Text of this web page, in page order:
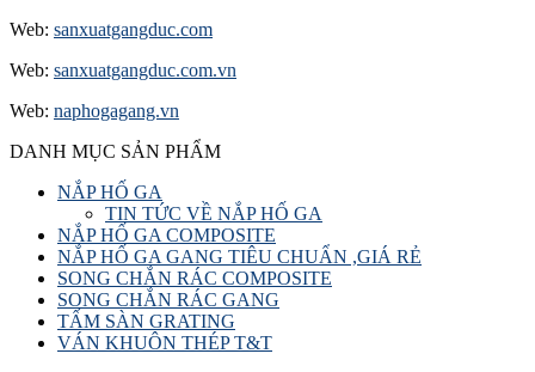
Web: sanxuatgangduc.com
Web: sanxuatgangduc.com.vn
Web: naphogagang.vn
DANH MỤC SẢN PHẨM
NẮP HỐ GA
TIN TỨC VỀ NẮP HỐ GA
NẮP HỐ GA COMPOSITE
NẮP HỐ GA GANG TIÊU CHUẨN ,GIÁ RẺ
SONG CHẮN RÁC COMPOSITE
SONG CHẮN RÁC GANG
TẤM SÀN GRATING
VÁN KHUÔN THÉP T&T